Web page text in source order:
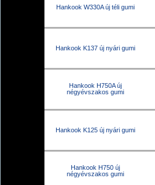
Hankook W330A új téli gumi
Hankook K137 új nyári gumi
Hankook H750A új
négyévszakos gumi
Hankook K125 új nyári gumi
Hankook H750 új
négyévszakos gumi